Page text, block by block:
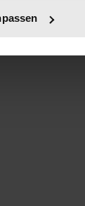
om
uw gebruik